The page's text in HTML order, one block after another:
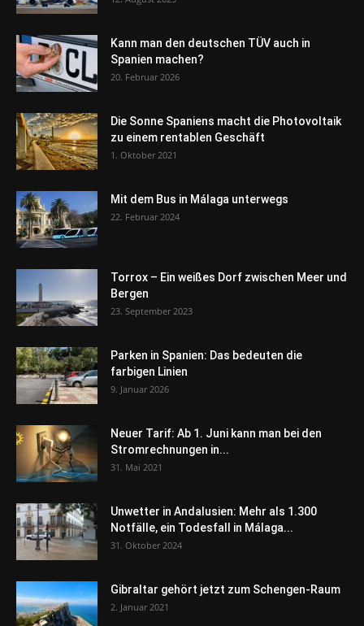
Kann man den deutschen TÜV auch in
Spanien machen?
20. Februar 2026
Die Sonne Spaniens macht die Photovoltaik
zu einem rentablen Geschäft
1. Oktober 2021
Mit dem Bus in Málaga unterwegs
22. Februar 2024
Torrox – Ein weißes Dorf zwischen Meer und
Bergen
23. September 2023
Parken in Spanien: Das bedeuten die
farbigen Linien
9. Januar 2026
Neuer Tarif: Ab 1. Juni kann man bei den
Stromrechnungen in...
31. Mai 2021
Unwetter in Andalusien: Mehr als 1.300
Notfälle, ein Todesfall in Málaga...
31. Oktober 2024
Gibraltar gehört jetzt zum Schengen-Raum
2. Januar 2021